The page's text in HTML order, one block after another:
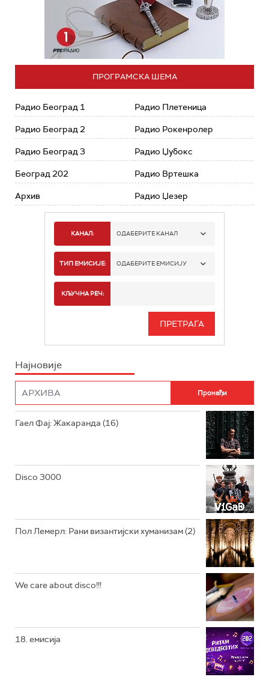
ПРОГРАМСКА ШЕМА
Радио Београд 1
Радио Београд 2
Радио Београд 3
Београд 202
Архив
Радио Плетеница
Радио Рокенролер
Радио Џубокс
Радио Вртешка
Радио Џезер
КАНАЛ: ОДАБЕРИТЕ КАНАЛ
РАДИО БЕОГРАД 1
РАДИО БЕОГРАД 3
РАДИО РОКЕНРОЛЕР
РАДИО ЏЕЗЕР
ТИП ЕМИСИЈЕ: ОДАБЕРИТЕ ЕМИСИЈУ
ИНФО
КЉУЧНА РЕЧ:
Најновије
Гаел Фај: Жакаранда (16)
Disco 3000
Пол Лемерл: Рани византијски хуманизам (2)
We care about disco!!!
18. емисија